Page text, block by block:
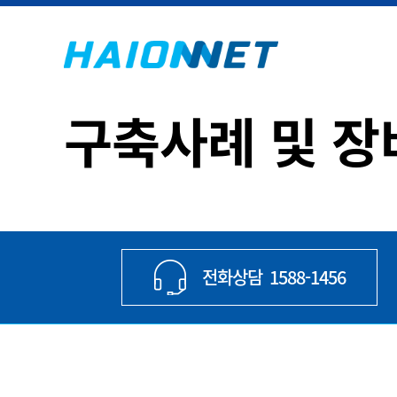
구축사례 및
전화상담 1588-1456